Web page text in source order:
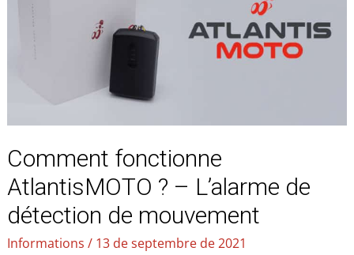
Comment fonctionne
AtlantisMOTO ? – L’alarme de
détection de mouvement
Informations / 13 de septembre de 2021